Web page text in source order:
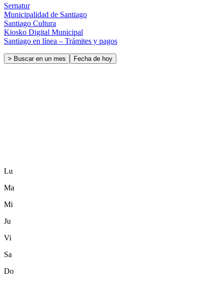
Sernatur
Municipalidad de Santiago
Santiago Cultura
Kiosko Digital Municipal
Santiago en línea – Trámites y pagos
> Buscar en un mes Fecha de hoy
Lu
Ma
Mi
Ju
Vi
Sa
Do